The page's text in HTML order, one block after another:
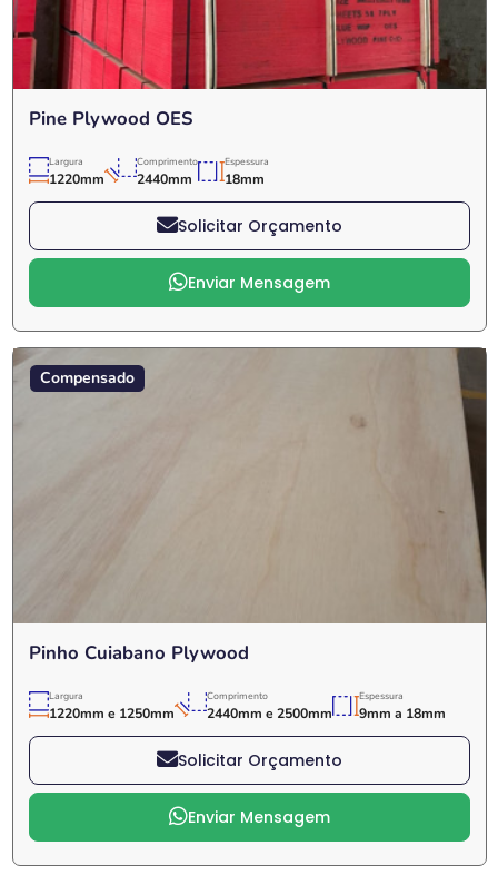
Pine Plywood OES
Largura
1220mm
Comprimento
2440mm
Espessura
18mm
Solicitar Orçamento
Enviar Mensagem
Compensado
Pinho Cuiabano Plywood
Largura
1220mm e 1250mm
Comprimento
2440mm e 2500mm
Espessura
9mm a 18mm
Solicitar Orçamento
Enviar Mensagem